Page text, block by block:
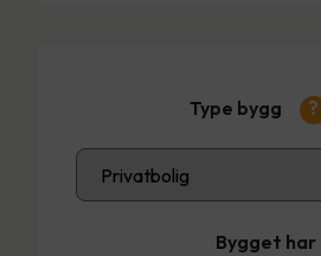
Type bygg ?
Bygget har